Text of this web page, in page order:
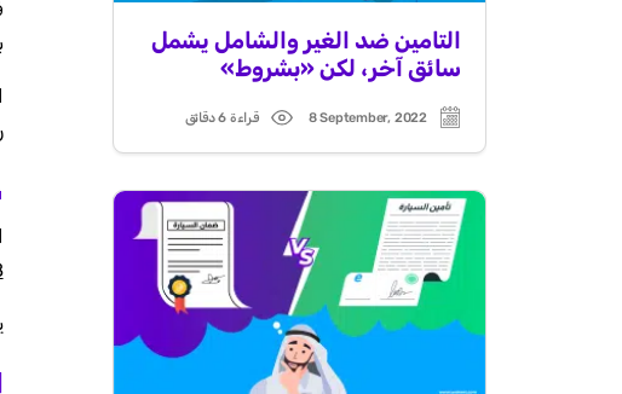
التامين ضد الغير والشامل يشمل
سائق آخر، لكن «بشروط»
Post
date
8 September, 2022
Read
time
قراءة 6 دقائق